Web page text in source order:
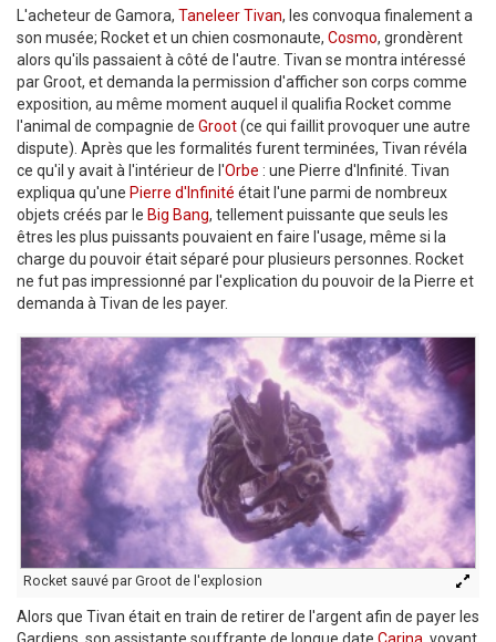
L'acheteur de Gamora, Taneleer Tivan, les convoqua finalement a
son musée; Rocket et un chien cosmonaute, Cosmo, grondèrent
alors qu'ils passaient à côté de l'autre. Tivan se montra intéressé
par Groot, et demanda la permission d'afficher son corps comme
exposition, au même moment auquel il qualifia Rocket comme
l'animal de compagnie de Groot(ce qui faillit provoquer une autre
dispute). Après que les formalités furent terminées, Tivan révéla
ce qu'il y avait à l'intérieur de l'Orbe : une Pierre d'Infinité. Tivan
expliqua qu'une Pierre d'Infinité était l'une parmi de nombreux
objets créés par le Big Bang, tellement puissante que seuls les
êtres les plus puissants pouvaient en faire l'usage, même si la
charge du pouvoir était séparé pour plusieurs personnes. Rocket
ne fut pas impressionné par l'explication du pouvoir de la Pierre et
demanda à Tivan de les payer.
Rocket sauvé par Groot de l'explosion
Alors que Tivan était en train de retirer de l'argent afin de payer les
Gardiens, son assistante souffrante de longue date Carina , voyant